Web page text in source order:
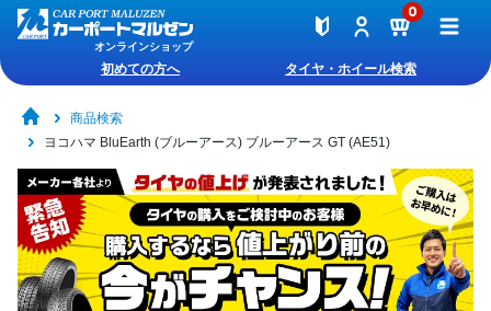
オンラインショップ
0
初めての方へ タイヤ・ホイール検索
商品検索
ヨコハマ BluEarth (ブルーアース) ブルーアース GT (AE51)